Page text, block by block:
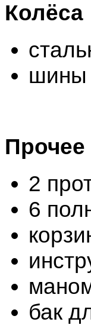
Колёса
шины
2
6
бак